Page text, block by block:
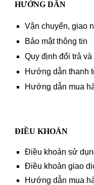
HƯỚNG DẪN
Vận chuyển, giao
Bảo mật thông tin
Quy định đổi trả và
Hướng dẫn thanh
Hướng dẫn mua
ĐIỀU KHOẢN
Điều khoản sử
Điều khoản giao
Hướng dẫn mua